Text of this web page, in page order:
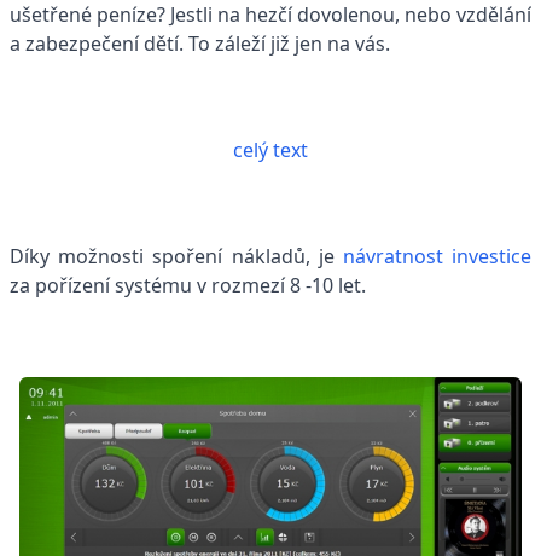
ušetřené peníze? Jestli na hezčí dovolenou, nebo vzdělání
a zabezpečení dětí. To záleží již jen na vás.
celý text
Díky možnosti spoření nákladů, je návratnost investice
za pořízení systému v rozmezí 8 -10 let.